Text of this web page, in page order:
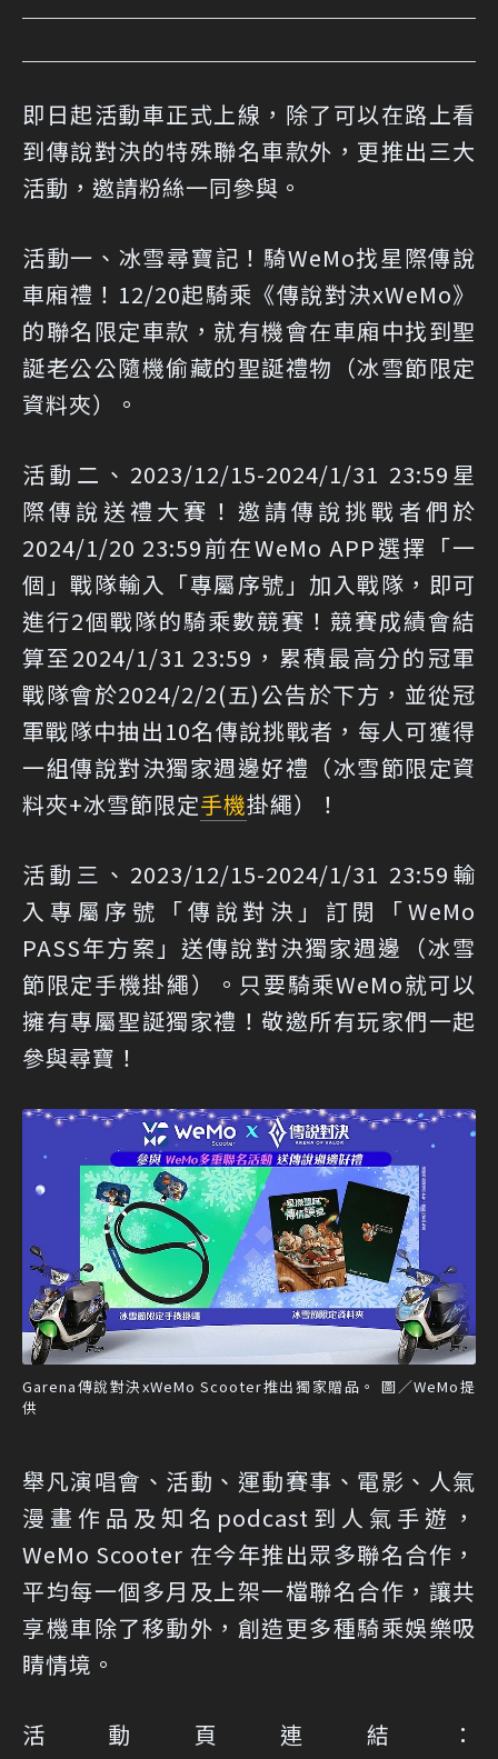
即日起活動車正式上線，除了可以在路上看
到傳說對決的特殊聯名車款外，更推出三大
活動，邀請粉絲一同參與。
活動一、冰雪尋寶記！騎WeMo找星際傳說
車廂禮！12/20起騎乘《傳說對決xWeMo》
的聯名限定車款，就有機會在車廂中找到聖
誕老公公隨機偷藏的聖誕禮物（冰雪節限定
資料夾）。
活動二、2023/12/15-2024/1/31 23:59星
際傳說送禮大賽！邀請傳說挑戰者們於
2024/1/20 23:59前在WeMo APP選擇「一
個」戰隊輸入「專屬序號」加入戰隊，即可
進行2個戰隊的騎乘數競賽！競賽成績會結
算至2024/1/31 23:59，累積最高分的冠軍
戰隊會於2024/2/2(五)公告於下方，並從冠
軍戰隊中抽出10名傳說挑戰者，每人可獲得
一組傳說對決獨家週邊好禮（冰雪節限定資
料夾+冰雪節限定手機掛繩）！
活動三、2023/12/15-2024/1/31 23:59輸
入專屬序號「傳說對決」訂閱「WeMo
PASS年方案」送傳說對決獨家週邊（冰雪
節限定手機掛繩）。只要騎乘WeMo就可以
擁有專屬聖誕獨家禮！敬邀所有玩家們一起
參與尋寶！
Garena傳說對決xWeMo Scooter推出獨家贈品。 圖／WeMo提
供
舉凡演唱會、活動、運動賽事、電影、人氣
漫畫作品及知名podcast到人氣手遊，
WeMo Scooter 在今年推出眾多聯名合作，
平均每一個多月及上架一檔聯名合作，讓共
享機車除了移動外，創造更多種騎乘娛樂吸
睛情境。
活動頁連結：